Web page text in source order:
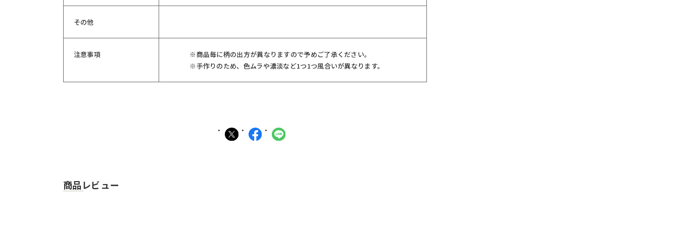
その他
注意事項
※商品毎に柄の出方が異なりますので予めご了承ください。
※手作りのため、色ムラや濃淡など1つ1つ風合いが異なります。
商品レビュー